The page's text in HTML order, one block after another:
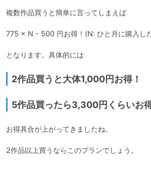
複数作品買うと簡単に言ってしまえば
775 × N - 500 円お得！(N: ひと月に購入し
となります。具体的には
2作品買うと大体1,000円お得！
5作品買ったら3,300円くらいお
お得具合が上がってきましたね。
2作品以上買うならこのプランでしょう。